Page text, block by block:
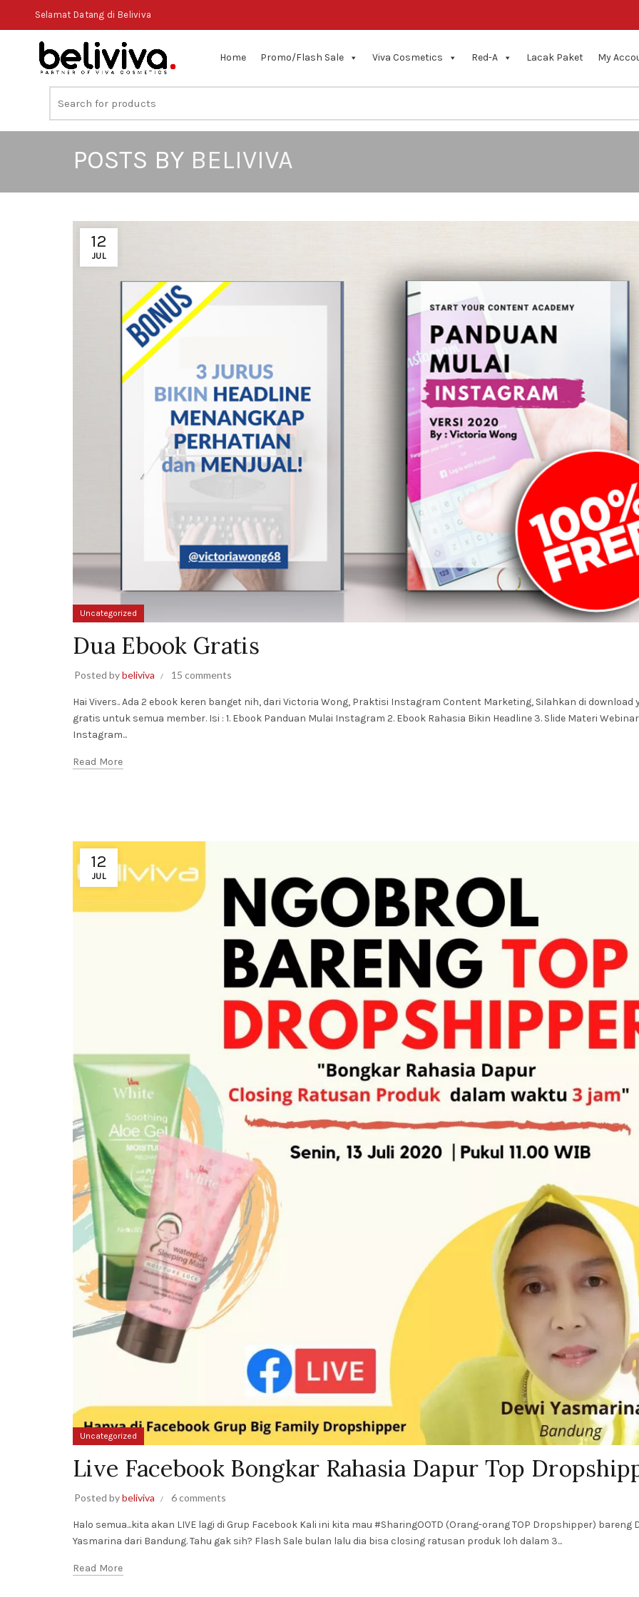
Selamat Datang di Beliviva
Home Promo/Flash Sale Viva Cosmetics Red-A Lacak Paket My
Search
for:
POSTS BY BELIVIVA
12
JUL
Uncategorized
Dua Ebook Gratis
Posted bybeliviva 15 comments
Hai Vivers.. Ada 2 ebook keren banget nih, dari Victoria Wong, Praktisi Instagram Content Marketing, Silahkan di download
gratis untuk semua member. Isi : 1. Ebook Panduan Mulai Instagram 2. Ebook Rahasia Bikin Headline 3. Slide Materi Webinar
Instagram...
Read More
12
JUL
Uncategorized
Live Facebook Bongkar Rahasia Dapur Top
Posted bybeliviva 6 comments
Halo semua...kita akan LIVE lagi di Grup Facebook Kali ini kita mau #SharingOOTD (Orang-orang TOP Dropshipper) bareng
Yasmarina dari Bandung. Tahu gak sih? Flash Sale bulan lalu dia bisa closing ratusan produk loh dalam 3...
Read More